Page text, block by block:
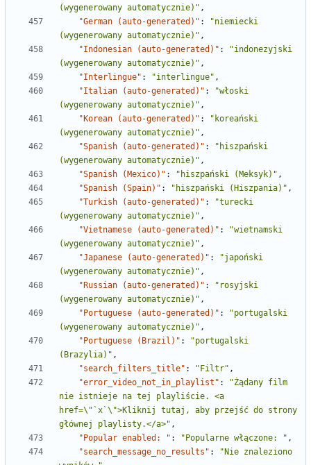
(wygenerowany automatycznie)" ,
"German (auto-generated)" :
"niemiecki
(wygenerowany automatycznie)" ,
"Indonesian (auto-generated)" :
"indonezyjski
(wygenerowany automatycznie)" ,
"Interlingue" : "interlingue" ,
"Italian (auto-generated)" :
"włoski
(wygenerowany automatycznie)" ,
"Korean (auto-generated)" :
"koreański
(wygenerowany automatycznie)" ,
"Spanish (auto-generated)" :
"hiszpański
(wygenerowany automatycznie)" ,
"Spanish (Mexico)" : "hiszpański (Meksyk)" ,
"Spanish (Spain)" : "hiszpański (Hiszpania)" ,
"Turkish (auto-generated)" :
"turecki
(wygenerowany automatycznie)" ,
"Vietnamese (auto-generated)" :
"wietnamski
(wygenerowany automatycznie)" ,
"Japanese (auto-generated)" :
"japoński
(wygenerowany automatycznie)" ,
"Russian (auto-generated)" :
"rosyjski
(wygenerowany automatycznie)" ,
"Portuguese (auto-generated)" :
"portugalski
(wygenerowany automatycznie)" ,
"Portuguese (Brazil)" :
"portugalski
(Brazylia)" ,
"search_filters_title" : "Filtr" ,
"error_video_not_in_playlist" :
"Żądany film
nie istnieje na tej playliście. <a
href=\"`x`\">Kliknij tutaj, aby przejść do strony
głównej playlisty.</a>" ,
"Popular enabled: " : "Popularne włączone: " ,
"search_message_no_results" :
"Nie znaleziono